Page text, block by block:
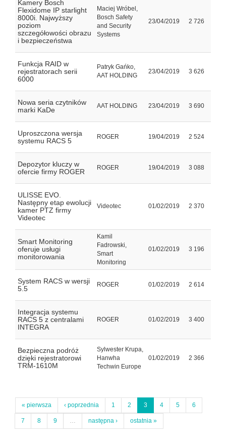
Kamery Bosch
Flexidome IP starlight
8000i. Najwyższy
poziom
szczegółowości obrazu
i bezpieczeństwa
Maciej Wróbel,
Bosch Safety
and Security
Systems
23/04/2019 2 726
Funkcja RAID w
rejestratorach serii
6000
Patryk Gańko,
AAT HOLDING
23/04/2019 3 626
Nowa seria czytników
marki KaDe
AAT HOLDING 23/04/2019 3 690
Uproszczona wersja
systemu RACS 5
ROGER 19/04/2019 2 524
Depozytor kluczy w
ofercie firmy ROGER
ROGER 19/04/2019 3 088
ULISSE EVO.
Następny etap ewolucji
kamer PTZ firmy
Videotec
Videotec 01/02/2019 2 370
Smart Monitoring
oferuje usługi
monitorowania
Kamil
Fadrowski,
Smart
Monitoring
01/02/2019 3 196
System RACS w wersji
5.5
ROGER 01/02/2019 2 614
Integracja systemu
RACS 5 z centralami
INTEGRA
ROGER 01/02/2019 3 400
Bezpieczna podróż
dzięki rejestratorowi
TRM-1610M
Sylwester Krupa,
Hanwha
Techwin Europe
01/02/2019 2 366
« pierwsza ‹ poprzednia 1 2 3 4 5 6
7 8 9 … następna › ostatnia »